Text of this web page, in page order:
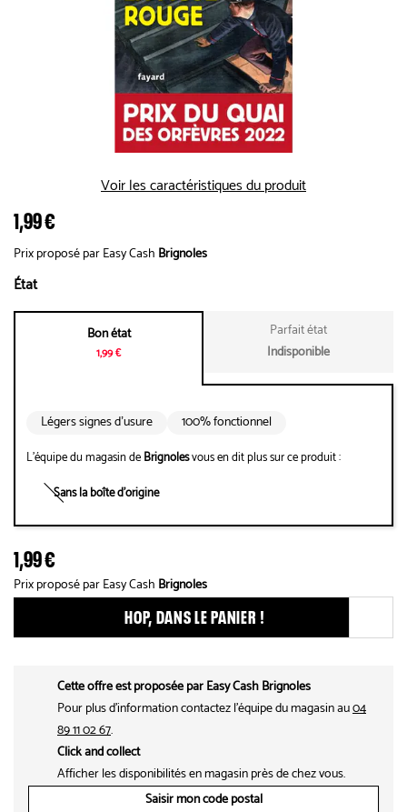
Voir les caractéristiques du produit
1,99 €
Prix proposé par Easy Cash Brignoles
État
Bon état
1,99 €
Parfait état
Indisponible
Légers signes d’usure 100% fonctionnel
L'équipe du magasin deBrignolesvous en dit plus sur ce produit :
Sans la boîte d'origine
1,99 €
Prix proposé par Easy Cash Brignoles
HOP, DANS LE PANIER !
Cette offre est proposée par Easy Cash Brignoles
Pour plus d'information contactez l'équipe du magasin au04
89 11 02 67.
Click and collect
Afficher les disponibilités en magasin près de chez vous.
Saisir mon code postal